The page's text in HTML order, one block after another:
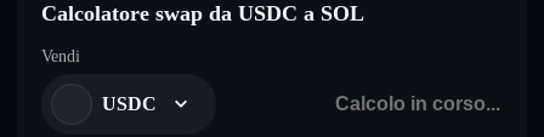
Calcolatore swap da USDC a SOL
Vendi
USDC